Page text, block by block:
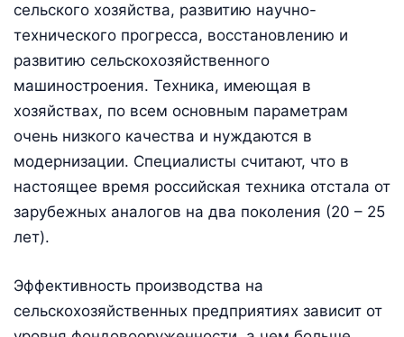
сельского хозяйства, развитию научно-
технического прогресса, восстановлению и
развитию сельскохозяйственного
машиностроения. Техника, имеющая в
хозяйствах, по всем основным параметрам
очень низкого качества и нуждаются в
модернизации. Специалисты считают, что в
настоящее время российская техника отстала от
зарубежных аналогов на два поколения (20 – 25
лет).
Эффективность производства на
сельскохозяйственных предприятиях зависит от